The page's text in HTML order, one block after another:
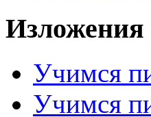
Изложения
Учимся
Учимся